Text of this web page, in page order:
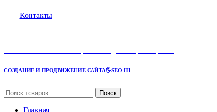
Контакты
СОЗДАНИЕ И ПРОДВИЖЕНИЕ САЙТА🖐SEO-HI
Поиск
Главная